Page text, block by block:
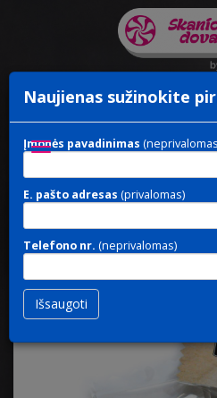
Toggle
MENTOS/ Dražė
Naujienas sužinokite
Įmonės pavadinimas
E. pašto adresas (privalomas)
Telefono nr. (neprivalomas)